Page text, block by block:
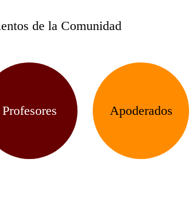
de la Comunidad
Profesores Apoderados